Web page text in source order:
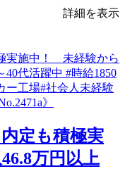
詳細を表示
定も積極実
万円以上